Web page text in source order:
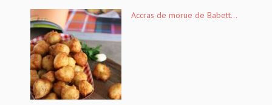
Accras de morue de Babett...